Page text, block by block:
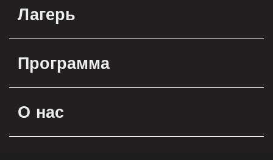
Лагерь
Программа
О нас